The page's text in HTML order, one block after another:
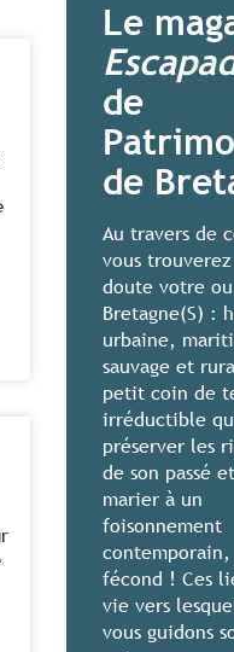
Le
de
de
Au travers de
vous trouverez
doute votre
Bretagne(S) :
urbaine,
sauvage et
petit coin de
irréductible
préserver les
de son passé
marier à un
foisonnement
contemporain,
fécond ! Ces
vie vers
vous guidons